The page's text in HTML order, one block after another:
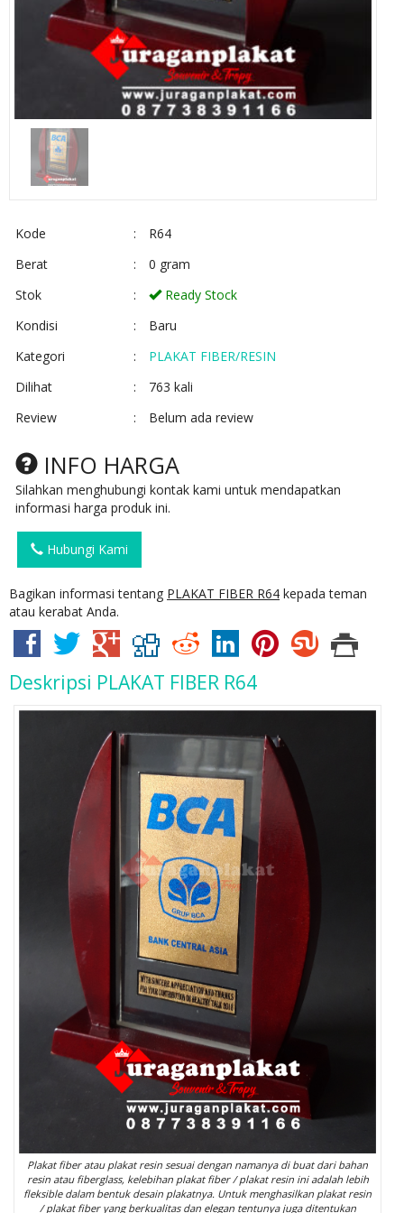
Kode :
R64
Berat
:
0 gram
Stok
:
Ready Stock
Kondisi
:
Baru
Kategori
:
PLAKAT FIBER/RESIN
Dilihat
:
763 kali
Review
: Belum ada review
INFO HARGA
Silahkan menghubungi kontak kami untuk mendapatkan
informasi harga produk ini.
Hubungi Kami
Bagikan informasi tentang PLAKAT FIBER R64 kepada teman
atau kerabat Anda.
Deskripsi PLAKAT FIBER R64
Plakat fiber atau plakat resin sesuai dengan namanya di buat dari bahan
resin atau fiberglass, kelebihan plakat fiber / plakat resin ini adalah lebih
fleksible dalam bentuk desain plakatnya. Untuk menghasilkan plakat resin
/ plakat fiber yang berkualitas dan elegan tentunya juga ditentukan